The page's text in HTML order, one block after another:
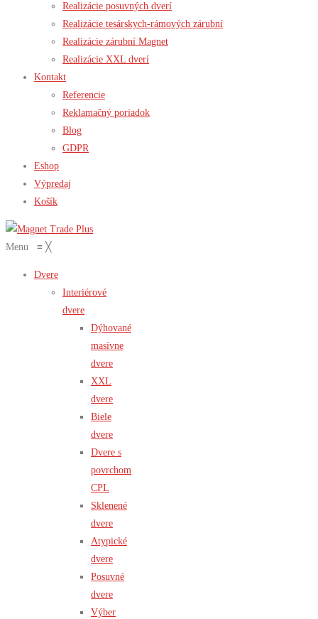
Realizácie posuvných dverí
Realizácie tesárskych-rámových zárubní
Realizácie zárubní Magnet
Realizácie XXL dverí
Kontakt
Referencie
Reklamačný poriadok
Blog
GDPR
Eshop
Výpredaj
Košík
Menu ≡ ╳
Dvere
Interiérové
dvere
Dýhované
masívne
dvere
XXL
dvere
Biele
dvere
Dvere s
povrchom
CPL
Sklenené
dvere
Atypické
dvere
Posuvné
dvere
Výber